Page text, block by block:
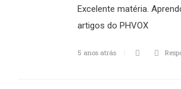
Excelente matéria.
artigos do PHVOX
5 anos atrás